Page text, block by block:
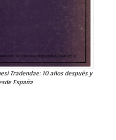
Tradendae: 10 años después y
España